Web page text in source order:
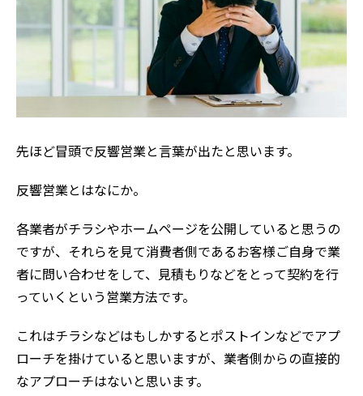
先ほど冒頭で反響営業と言葉が出たと思います。
反響営業とはなにか。
各業者がチラシやホームページを公開していると思うの
ですが、それらを見て消費者側であるお客様ご自身で業
者に問い合わせをして、見積もりなどをとって契約を行
っていくという営業方法です。
これはチラシなどはもしかするとポストインなどでアプ
ローチを掛けていると思いますが、業者側からの直接的
なアプローチはないと思います。